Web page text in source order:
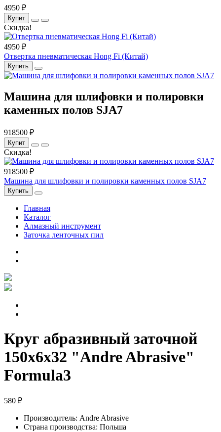
4950 ₽
Купит
Скидка!
4950 ₽
Отвертка пневматическая Hong Fi (Китай)
Купить
Машина для шлифовки и полировки
каменных полов SJA7
918500 ₽
Купит
Скидка!
918500 ₽
Машина для шлифовки и полировки каменных полов SJA7
Купить
Главная
Каталог
Алмазный инструмент
Заточка ленточных пил
Круг абразивный заточной
150х6х32 "Andre Abrasive"
Formula3
580 ₽
Производитель: Andre Abrasive
Страна производства: Польша